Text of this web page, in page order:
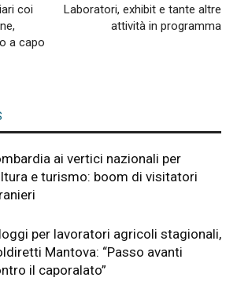
coi
a capo
Laboratori, exhibit e tante altre
attività in programma
ai vertici nazionali per
e turismo: boom di visitatori
per lavoratori agricoli stagionali,
Mantova: “Passo avanti
il caporalato”